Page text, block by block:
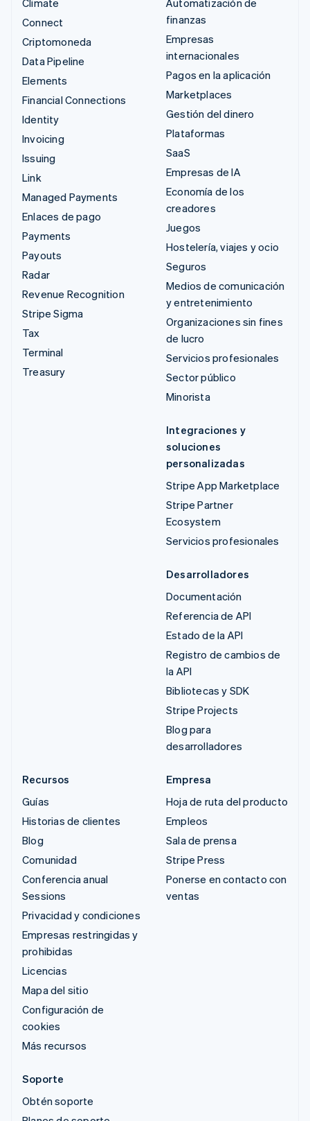
Climate
Connect
Criptomoneda
Data Pipeline
Elements
Financial Connections
Identity
Invoicing
Issuing
Link
Managed Payments
Enlaces de pago
Payments
Payouts
Radar
Revenue Recognition
Stripe Sigma
Tax
Terminal
Treasury
Automatización de
finanzas
Empresas
internacionales
Pagos en la aplicación
Marketplaces
Gestión del dinero
Plataformas
SaaS
Empresas de IA
Economía de los
creadores
Juegos
Hostelería, viajes y ocio
Seguros
Medios de comunicación
y entretenimiento
Organizaciones sin fines
de lucro
Servicios profesionales
Sector público
Minorista
Integraciones y
soluciones
personalizadas
Stripe App Marketplace
Stripe Partner
Ecosystem
Servicios profesionales
Desarrolladores
Documentación
Referencia de API
Estado de la API
Registro de cambios de
la API
Bibliotecas y SDK
Stripe Projects
Blog para
desarrolladores
Recursos
Guías
Historias de clientes
Blog
Comunidad
Conferencia anual
Sessions
Privacidad y condiciones
Empresas restringidas y
prohibidas
Licencias
Mapa del sitio
Configuración de
cookies
Más recursos
Empresa
Hoja de ruta del producto
Empleos
Sala de prensa
Stripe Press
Ponerse en contacto con
ventas
Soporte
Obtén soporte